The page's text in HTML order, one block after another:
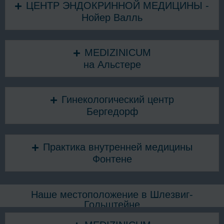
ЦЕНТР ЭНДОКРИННОЙ МЕДИЦИНЫ -
Нойер Валль
MEDIZINICUM
на Альстере
Гинекологический центр
Бергедорф
Практика внутренней медицины
Фонтене
Наше местоположение в Шлезвиг-
Гольштейне